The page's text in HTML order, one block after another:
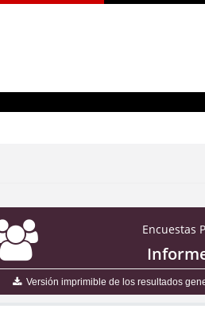
Encuestas
Versión imprimible de los resultados